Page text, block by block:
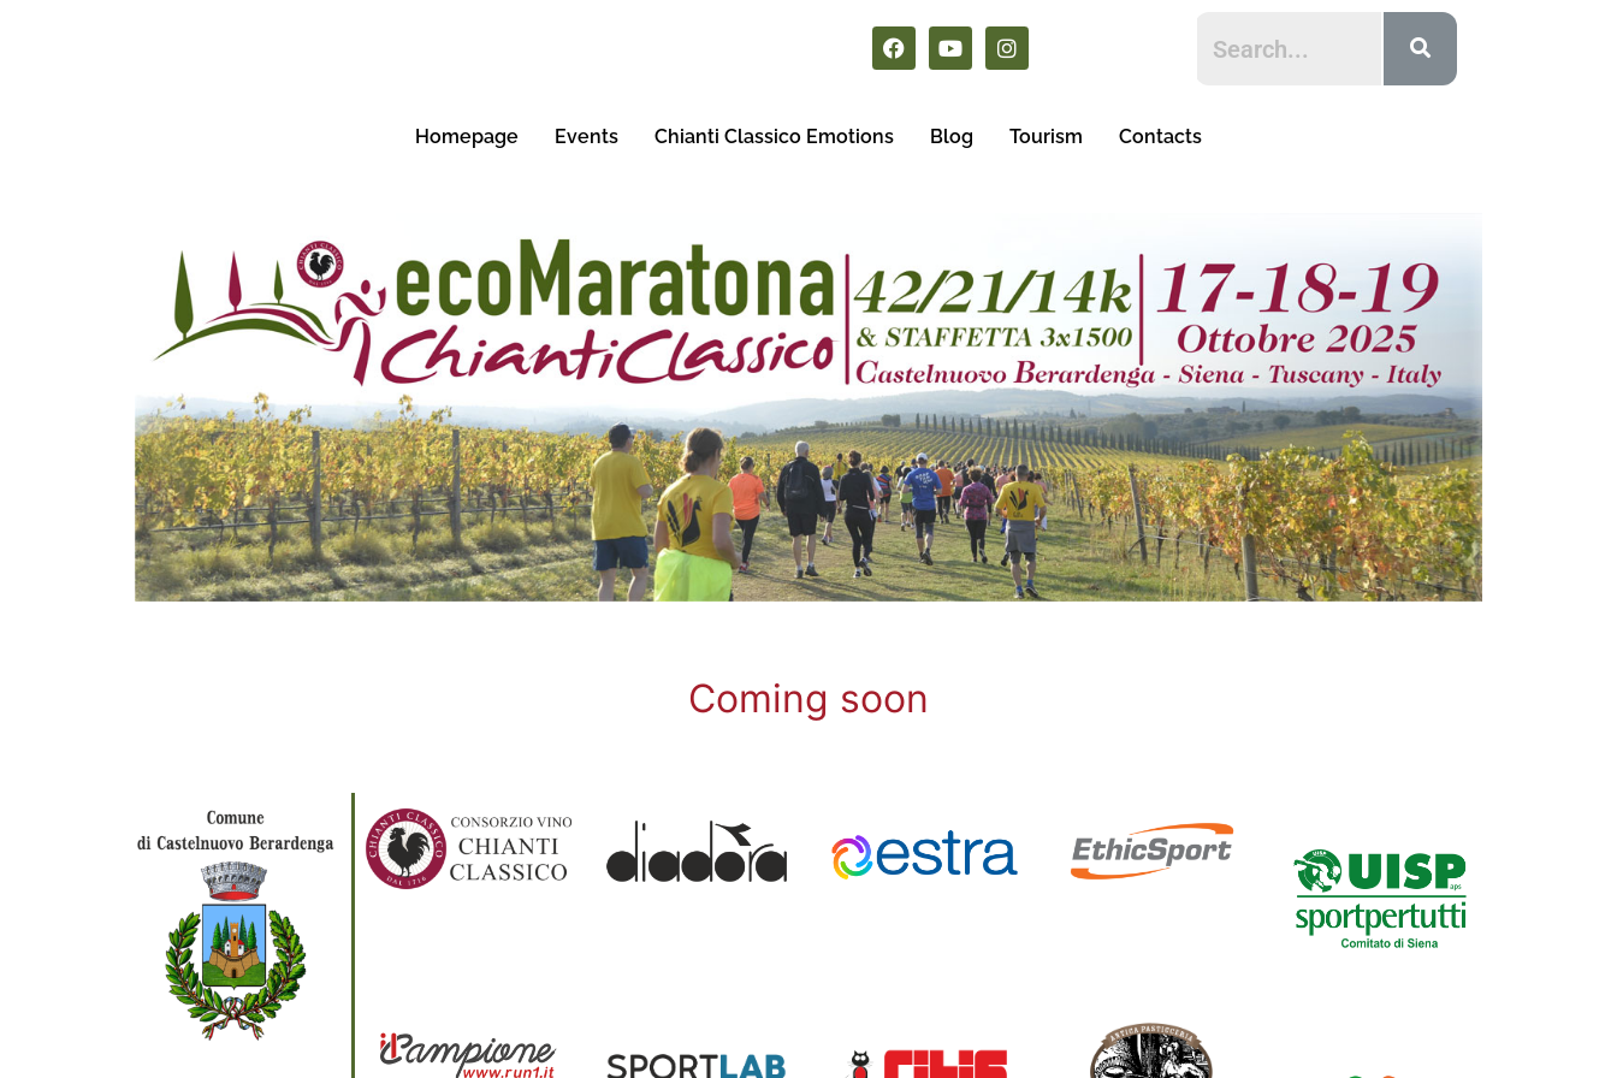
Homepage Events Chianti Classico Emotions Blog Tourism Contacts
Coming soon